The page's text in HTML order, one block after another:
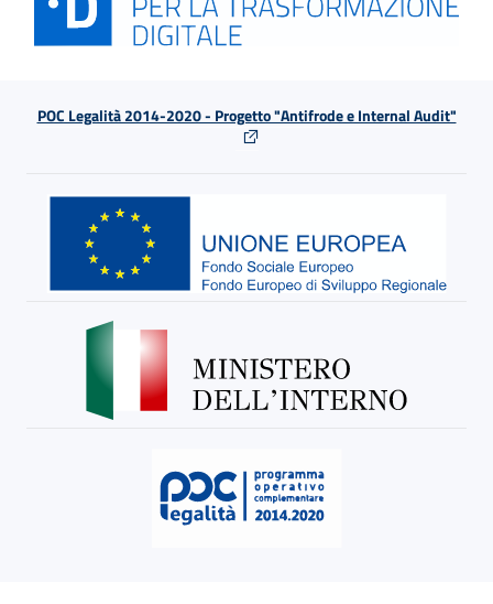
POC Legalità 2014-2020 - Progetto "Antifrode e Internal Audit"